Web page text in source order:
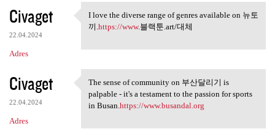
z
e
Civaget
22.04.2024
Adres
I love the diverse range of
I love the diverse range of genres available on 뉴토
끼.https://www.블랙툰.art/대체
Civaget
22.04.2024
Adres
The sense of community on
The sense of community on 부산달리기 is
palpable - it's a testament to the passion for sports
in Busan. https://www.busandal.org